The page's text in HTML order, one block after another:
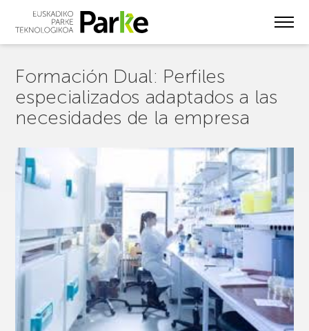
Formación Dual: Perfiles
especializados adaptados a las
necesidades de la empresa